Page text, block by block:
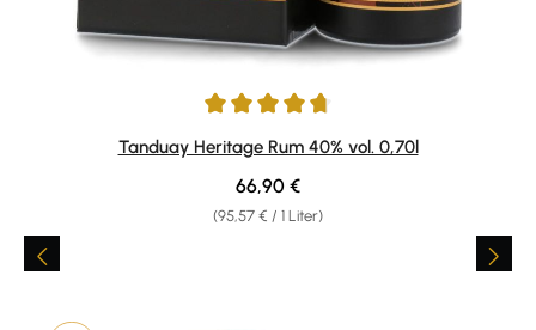
Durchschnittliche Bewertung von 4.86 von 5 Sternen
Tanduay Heritage Rum 40% vol. 0,70l
(95,57 € / 1 Liter)
Regulärer Preis:
66,90 €